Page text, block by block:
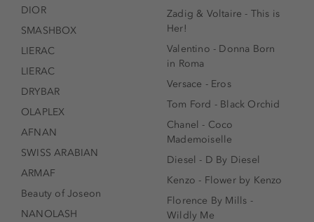
DIOR
SMASHBOX
LIERAC
LIERAC
DRYBAR
OLAPLEX
AFNAN
SWISS ARABIAN
ARMAF
Beauty of Joseon
NANOLASH
Zadig & Voltaire - This is
Her!
Valentino - Donna Born
in Roma
Versace - Eros
Tom Ford - Black Orchid
Chanel - Coco
Mademoiselle
Diesel - D By Diesel
Kenzo - Flower by Kenzo
Florence By Mills -
Wildly Me